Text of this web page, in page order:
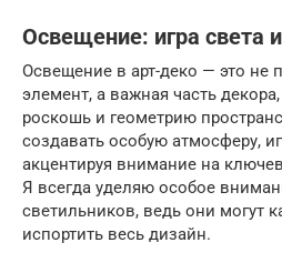
Освещение: игра света
Освещение в арт-деко — это не
элемент, а важная часть
роскошь и геометрию
создавать особую атмосферу,
акцентируя внимание на
Я всегда уделяю особое
светильников, ведь они могут
испортить весь дизайн.